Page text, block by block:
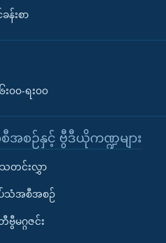
းစာ
၀၀-ရး၀၀
စဉ်နှင့် ဗွီဒီယိုကဏ္ဍများ
တင်းလွှာ
သံအစီအစဉ်
မဂ္ဂဇင်း